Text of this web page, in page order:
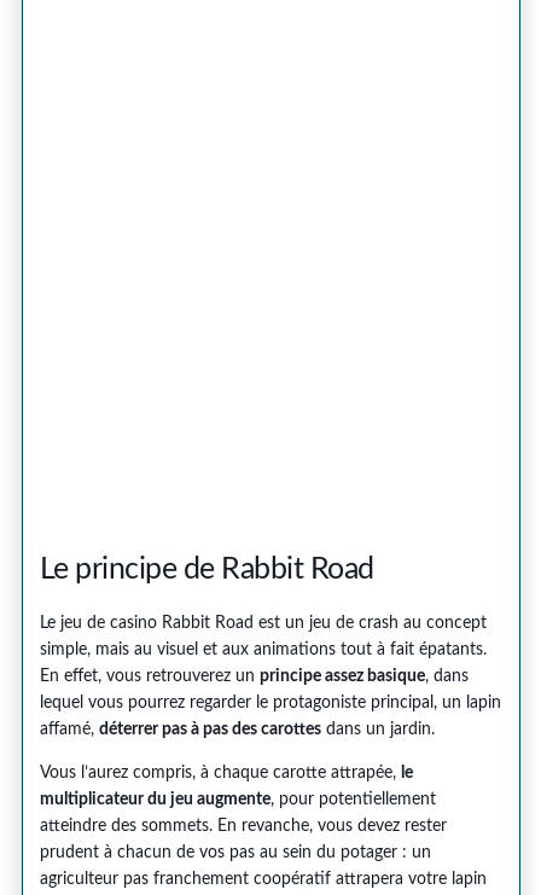
Le principe de Rabbit Road
Le jeu de casino Rabbit Road est un jeu de crash au concept
simple, mais au visuel et aux animations tout à fait épatants.
En effet, vous retrouverez un principe assez basique, dans
lequel vous pourrez regarder le protagoniste principal, un lapin
affamé, déterrer pas à pas des carottesdans un jardin.
Vous l’aurez compris, à chaque carotte attrapée, le
multiplicateur du jeu augmente, pour potentiellement
atteindre des sommets. En revanche, vous devez rester
prudent à chacun de vos pas au sein du potager : un
agriculteur pas franchement coopératif attrapera votre lapin